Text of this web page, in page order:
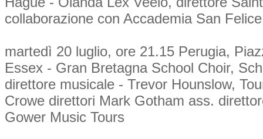
collaborazione con Accademia San
martedì 20 luglio, ore 21.15 Perugia,
Essex - Gran Bretagna School Choir,
direttore musicale - Trevor Hounslow,
Crowe direttori Mark Gotham ass.
Gower Music Tours